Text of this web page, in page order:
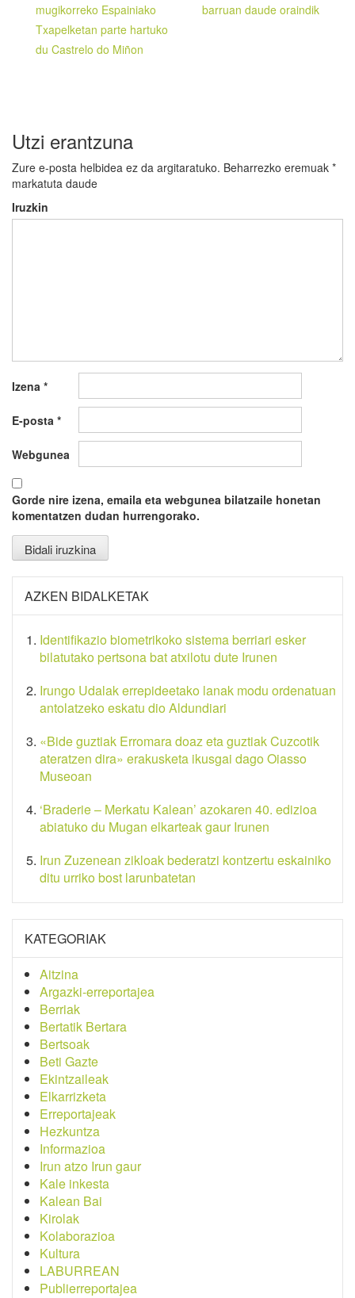
nabigatu
mugikorreko Espainiako
Txapelketan parte hartuko
du Castrelo do Miñon
barruan daude oraindik
Utzi erantzuna
Zure e-posta helbidea ez da argitaratuko. Beharrezko eremuak *
markatuta daude
Iruzkin
Izena *
E-posta *
Webgunea
Gorde nire izena, emaila eta webgunea bilatzaile honetan
komentatzen dudan hurrengorako.
AZKEN BIDALKETAK
Identifikazio biometrikoko sistema berriari esker
bilatutako pertsona bat atxilotu dute Irunen
Irungo Udalak errepideetako lanak modu ordenatuan
antolatzeko eskatu dio Aldundiari
«Bide guztiak Erromara doaz eta guztiak Cuzcotik
ateratzen dira» erakusketa ikusgai dago Oiasso
Museoan
‘Braderie – Merkatu Kalean’ azokaren 40. edizioa
abiatuko du Mugan elkarteak gaur Irunen
Irun Zuzenean zikloak bederatzi kontzertu eskainiko
ditu urriko bost larunbatetan
KATEGORIAK
Aitzina
Argazki-erreportajea
Berriak
Bertatik Bertara
Bertsoak
Beti Gazte
Ekintzaileak
Elkarrizketa
Erreportajeak
Hezkuntza
Informazioa
Irun atzo Irun gaur
Kale inkesta
Kalean Bai
Kirolak
Kolaborazioa
Kultura
LABURREAN
Publierreportajea